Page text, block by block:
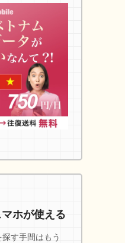
ホが使える
す手間はもう